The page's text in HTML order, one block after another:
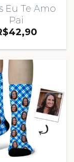
Eu Te Amo
Pai
42,90